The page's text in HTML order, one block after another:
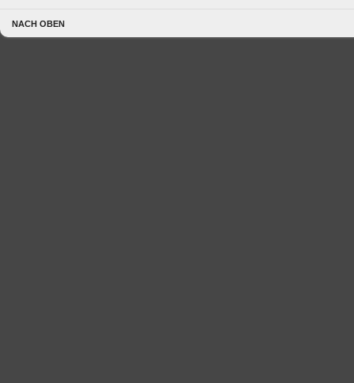
NACH OBEN